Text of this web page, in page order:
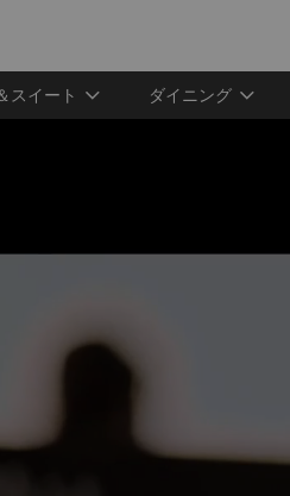
スイート ダイニング